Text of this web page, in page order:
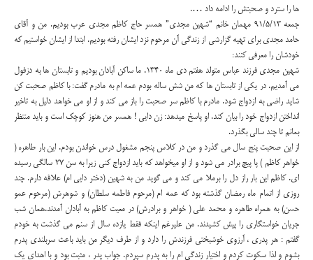
ها را سترد و صحبتش را ادامه داد ….
جمعه 91/5/13 مهمان خانم “شهین مجدی” همسر حاج کاظم مجدی عرب بودیم. من و آقای
حامد مجدی برای تهیه گزارشی از زندگی آن مرحوم نزد ایشان رفته بودیم. ابتدا از ایشان خواستیم که
خودشان را معرفی کنند:
شهین مجدی فرزند عباس متولد هفتم دی ماه 1340. ما ساکن آبادان بودیم و تابستان ها به دزفول
می آمدیم. در یکی از تابستان ها که من شش ساله بودم عمه ام به مادرم گفت: با کاظم صحبت کن
شاید راضی به ازدواج شود. مادرم با کاظم سر صحبت را باز می کند و از او می خواهد دلیل به تاخیر
انداختن ازدواج خود را بیان کند. او پاسخ میدهد: زن دایی ! همسر من هنوز کوچک است و باید منتظر
بمانم تا چند سالی بگذرد.
از این صحبت پنج سال می گذرد و من در کلاس پنجم مشغول درس خواندن بودم. این بار طاهره (
خواهر کاظم ) پا پیچ برادر می شود و از او میخواهد که باید ازدواج کنی زیرا به سن 27 سالگی رسیده
ای. کاظم این بار راز دل را برملا می کند و می گوید من به شهین (دختر دایی ام) علاقه دارم. چند
روزی از اتمام ماه رمضان گذشته بود که عمه ام (مرحوم فاطمه سلطان) و شوهرش (مرحوم عمو
حسن) به همراه طاهره و محمد علی ( خواهر و برادرش) در معیت کاظم به آبادان آمدند.همان شب
جریان خواستگاری را پیش کشیدند. من علیرغم اینکه فقط یازده سال از سنم می گذشت به خودم
گفتم : هر پدری ، آرزوی خوشبختی فرزندش را دارد و از طرف دیگر من باید باعث سربلندی پدرم
بشوم و لذا سکوت کردم و اختیار زندگی ام را به پدرم سپردم. جواب پدر ، مثبت بود و با اهدای یک